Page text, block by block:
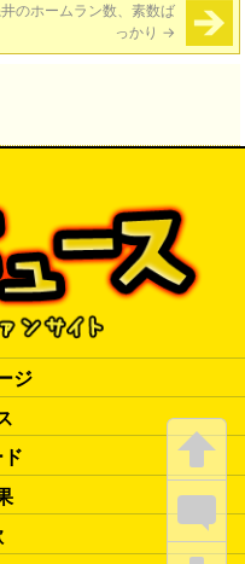
のホームラン数、素数ば
っかり →
ジ